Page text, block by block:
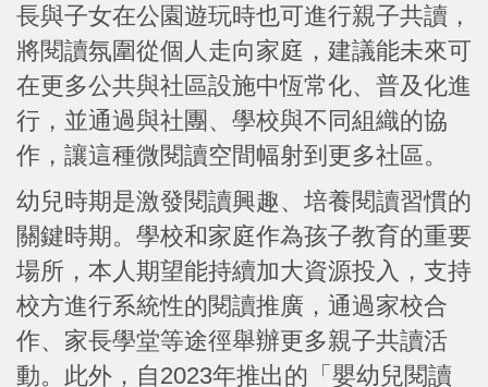
長與子女在公園遊玩時也可進行親子共讀，
將閱讀氛圍從個人走向家庭，建議能未來可
在更多公共與社區設施中恆常化、普及化進
行，並通過與社團、學校與不同組織的協
作，讓這種微閱讀空間幅射到更多社區。
幼兒時期是激發閱讀興趣、培養閱讀習慣的
關鍵時期。學校和家庭作為孩子教育的重要
場所，本人期望能持續加大資源投入，支持
校方進行系統性的閱讀推廣，通過家校合
作、家長學堂等途徑舉辦更多親子共讀活
動。此外，自2023年推出的「嬰幼兒閱讀